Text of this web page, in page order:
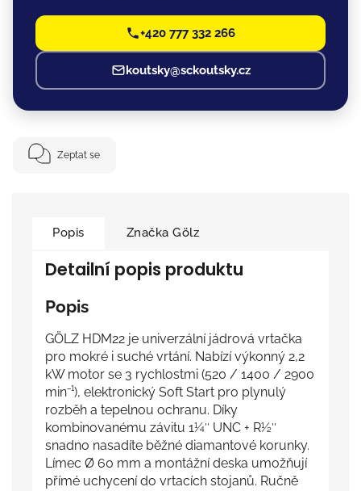
+420 777 332 266
koutsky@sckoutsky.cz
Zeptat se
Popis Značka Gölz
Detailní popis produktu
Popis
GÖLZ HDM22 je univerzální jádrová vrtačka
pro mokré i suché vrtání. Nabízí výkonný 2,2
kW motor se 3 rychlostmi (520 / 1400 / 2900
min⁻¹), elektronický Soft Start pro plynulý
rozběh a tepelnou ochranu. Díky
kombinovanému závitu 1¼″ UNC + R½″
snadno nasadíte běžné diamantové korunky.
Límec Ø 60 mm a montážní deska umožňují
přímé uchycení do vrtacích stojanů. Ručně